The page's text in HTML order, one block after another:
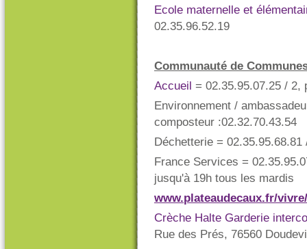
Ecole maternelle et
02.35.96.52.19
Communauté de
Accueil = 02.35.95.07.25 / 2,
Environnement /
composteur :02.32.70.43.54
Déchetterie =
France Services =
jusqu'à 19h tous les mardis
www.plateaudecaux.fr/
Crèche Halte Garderie
Rue des Prés, 76560